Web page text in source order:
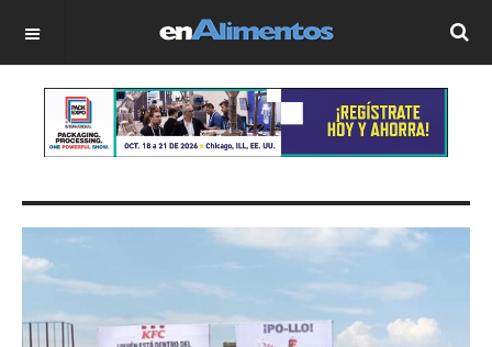
OFF CANVAS